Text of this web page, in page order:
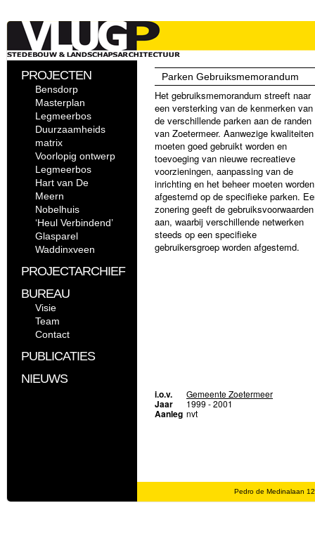
PROJECTEN
Bensdorp
Masterplan
Legmeerbos
Duurzaamheids
matrix
Voorlopig ontwerp
Legmeerbos
Hart van De
Meern
Nobelhuis
‘Heul Verbindend’
Glasparel
Waddinxveen
PROJECTARCHIEF
BUREAU
Visie
Team
Contact
PUBLICATIES
NIEUWS
Parken Gebruiksmemorandum
Het gebruiksmemorandum streeft naar
een versterking van de kenmerken van
de verschillende parken aan de randen
van Zoetermeer. Aanwezige kwaliteiten
moeten goed gebruikt worden en
toevoeging van nieuwe recreatieve
voorzieningen, aanpassing van de
inrichting en het beheer moeten worden
afgestemd op de specifieke parken.
zonering geeft de gebruiksvoorwaarden
aan, waarbij verschillende netwerken
steeds op een specifieke
gebruikersgroep worden afgestemd.
i.o.v. Gemeente Zoetermeer
Jaar 1999 - 2001
Aanleg nvt
Pedro de Medinalaan